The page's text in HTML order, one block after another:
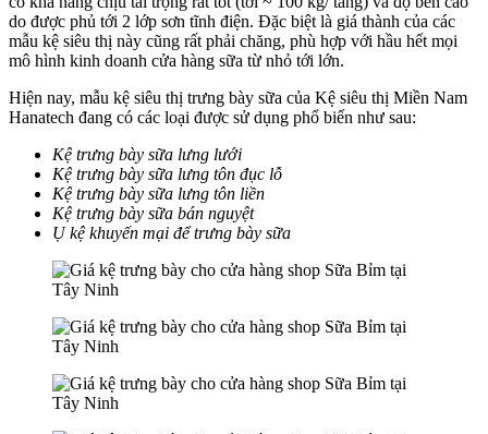
do được phủ tới 2 lớp sơn tĩnh điện. Đặc biệt là giá thành của các
mẫu kệ siêu thị này cũng rất phải chăng, phù hợp với hầu hết mọi
mô hình kinh doanh cửa hàng sữa từ nhỏ tới lớn.
Hiện nay, mẫu kệ siêu thị trưng bày sữa của Kệ siêu thị Miền Nam
Hanatech đang có các loại được sử dụng phổ biến như sau:
Kệ trưng bày sữa lưng lưới
Kệ trưng bày sữa lưng tôn đục lỗ
Kệ trưng bày sữa lưng tôn liền
Kệ trưng bày sữa bán nguyệt
Ụ kệ khuyến mại để trưng bày sữa